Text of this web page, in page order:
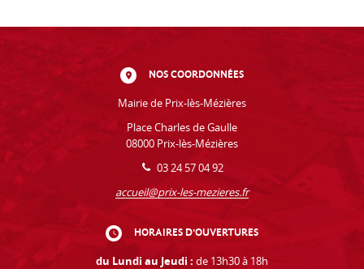
NOS COORDONNÉES
Mairie de Prix-lès-Mézières
Place Charles de Gaulle
08000 Prix-lès-Mézières
03 24 57 04 92
accueil@prix-les-mezieres.fr
HORAIRES D'OUVERTURES
du Lundi au Jeudi : de 13h30 à 18h